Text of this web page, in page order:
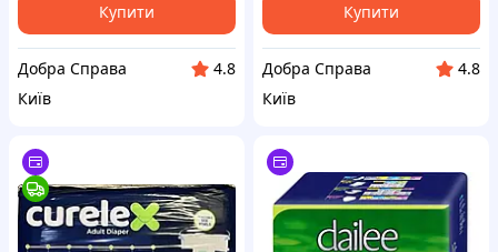
Купити
Добра Справа
4.8
Київ
Купити
Добра Справа
4.8
Київ